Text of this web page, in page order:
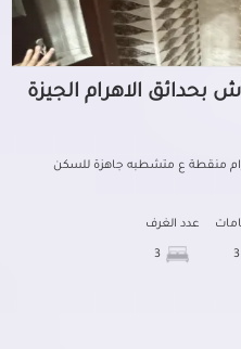
الاهرام منقطة ع متشطبه جاهزة للسكن
عدد الغرف